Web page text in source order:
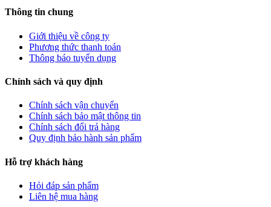
Thông tin chung
Giới thiệu về công ty
Phương thức thanh toán
Thông báo tuyển dụng
Chính sách và quy định
Chính sách vận chuyển
Chính sách bảo mật thông tin
Chính sách đổi trả hàng
Quy định bảo hành sản phẩm
Hỗ trợ khách hàng
Hỏi đáp sản phẩm
Liên hệ mua hàng